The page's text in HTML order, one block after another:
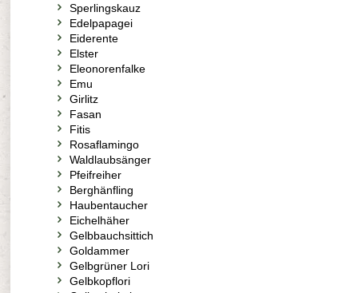
Sperlingskauz
Edelpapagei
Eiderente
Elster
Eleonorenfalke
Emu
Girlitz
Fasan
Fitis
Rosaflamingo
Waldlaubsänger
Pfeifreiher
Berghänfling
Haubentaucher
Eichelhäher
Gelbbauchsittich
Goldammer
Gelbgrüner Lori
Gelbkopflori